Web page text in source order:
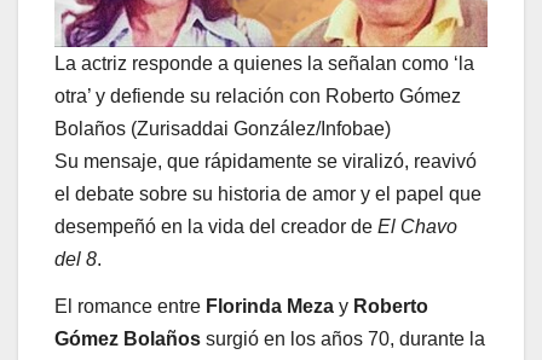
La actriz responde a quienes la señalan como ‘la
otra’ y defiende su relación con Roberto Gómez
Bolaños (Zurisaddai González/Infobae)
Su mensaje, que rápidamente se viralizó, reavivó
el debate sobre su historia de amor y el papel que
desempeñó en la vida del creador de El Chavo
del 8.
El romance entre Florinda Meza y Roberto
Gómez Bolaños surgió en los años 70, durante la